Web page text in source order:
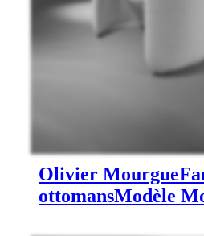
Olivier Mourgue
ottomansModèle